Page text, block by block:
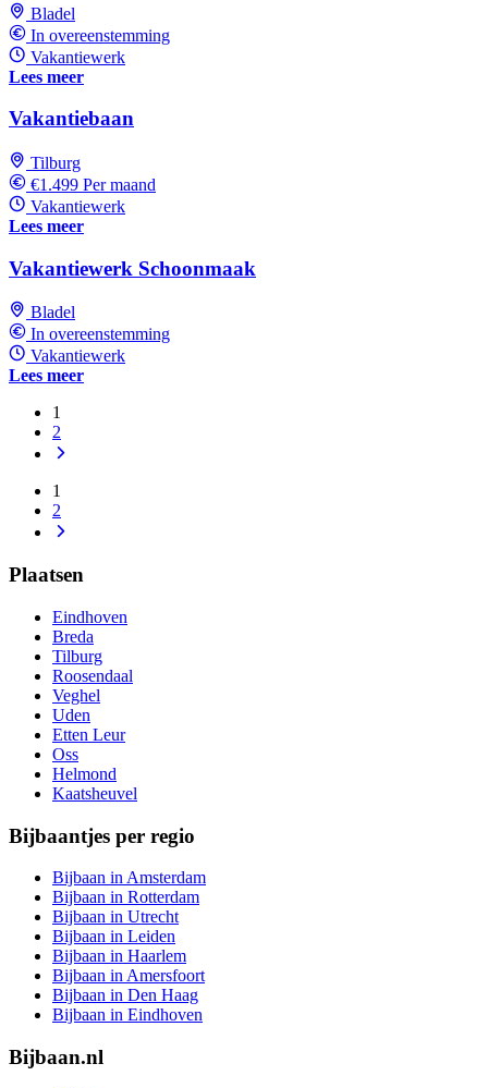
Bladel
In overeenstemming
Vakantiewerk
Lees meer
Vakantiebaan
Tilburg
€1.499 Per maand
Vakantiewerk
Lees meer
Vakantiewerk Schoonmaak
Bladel
In overeenstemming
Vakantiewerk
Lees meer
1
2
1
2
Plaatsen
Eindhoven
Breda
Tilburg
Roosendaal
Veghel
Uden
Etten Leur
Oss
Helmond
Kaatsheuvel
Bijbaantjes per regio
Bijbaan in Amsterdam
Bijbaan in Rotterdam
Bijbaan in Utrecht
Bijbaan in Leiden
Bijbaan in Haarlem
Bijbaan in Amersfoort
Bijbaan in Den Haag
Bijbaan in Eindhoven
Bijbaan.nl